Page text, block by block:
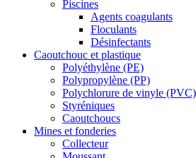
Piscines
Agents coagulants
Floculants
Désinfectants
Caoutchouc et plastique
Polyéthylène (PE)
Polypropylène (PP)
Polychlorure de vinyle (PVC)
Styréniques
Caoutchoucs
Mines et fonderies
Collecteur